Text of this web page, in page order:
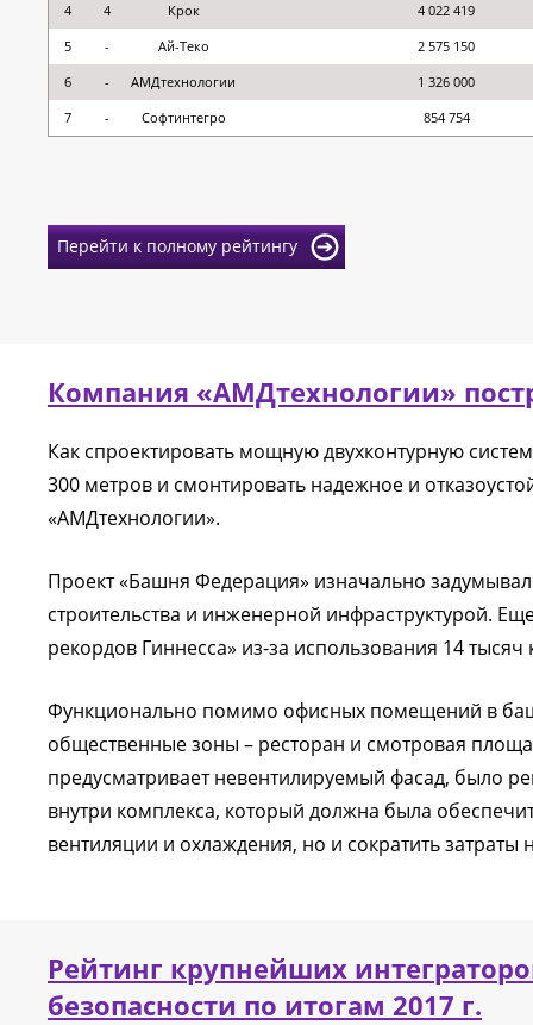
4 4 Крок
4 022 419
5
- Ай-Теко
2 575 150
6
- АМДтехнологии
1 326 000
7
- Софтинтегро 854 754
Перейти к полному рейтингу
Компания «АМДтехнологии»
Как спроектировать мощную двухконтурную
300 метров и смонтировать надежное и
«АМДтехнологии».
Проект «Башня Федерация» изначально
строительства и инженерной инфраструктурой.
рекордов Гиннесса» из-за использования 14
Функционально помимо офисных помещений в
общественные зоны – ресторан и смотровая
предусматривает невентилируемый фасад, было
внутри комплекса, который должна была
вентиляции и охлаждения, но и сократить
Рейтинг крупнейших
безопасности по итогам 2017 г.